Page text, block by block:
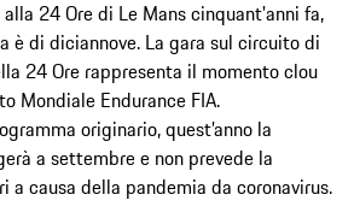
24 Ore di Le Mans cinquant'anni fa,
è di diciannove. La gara sul circuito di
24 Ore rappresenta il momento clou
Mondiale Endurance FIA.
originario, quest’anno la
a settembre e non prevede la
a causa della pandemia da coronavirus.